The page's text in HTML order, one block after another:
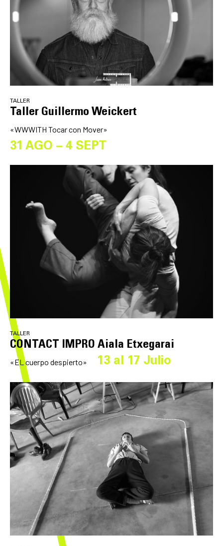
TALLER
Taller Guillermo Weickert
«WWWITH Tocar con Mover»
31 AGO – 4 SEPT
TALLER
CONTACT IMPRO Aiala Etxegarai
«EL cuerpo despierto» 13 al 17 Julio